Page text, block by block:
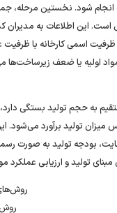
شود. نخستین مرحله،
است. این اطلاعات به
اسمی کارخانه با
اولیه یا ضعف زیرساخت‌ها
به حجم تولید بستگی
میزان تولید برآورد می‌شود.
نهایت، بودجه تولید به